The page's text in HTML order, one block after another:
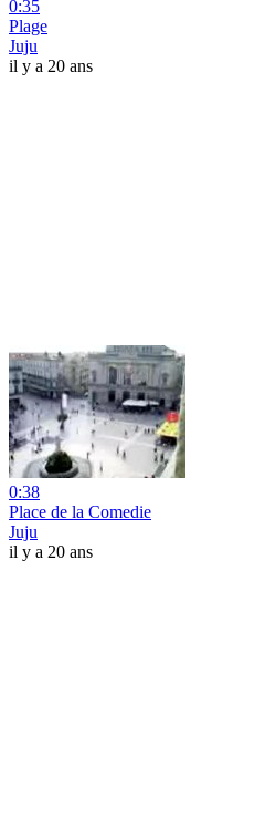
0:35
Plage
Juju
il y a 20 ans
0:38
Place de la Comedie
Juju
il y a 20 ans